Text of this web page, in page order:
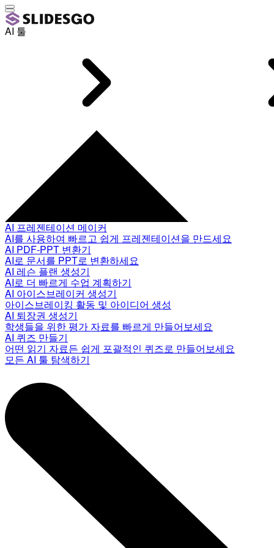
AI 툴
AI 프레젠테이션 메이커
AI를 사용하여 빠르고 쉽게 프레젠테이션을 만드세요
AI PDF-PPT 변환기
AI로 문서를 PPT로 변환하세요
AI 레슨 플랜 생성기
AI로 더 빠르게 수업 계획하기
AI 아이스브레이커 생성기
아이스브레이킹 활동 및 아이디어 생성
AI 퇴장권 생성기
학생들을 위한 평가 자료를 빠르게 만들어보세요
AI 퀴즈 만들기
어떤 읽기 자료든 쉽게 포괄적인 퀴즈로 만들어보세요
모든 AI 툴 탐색하기